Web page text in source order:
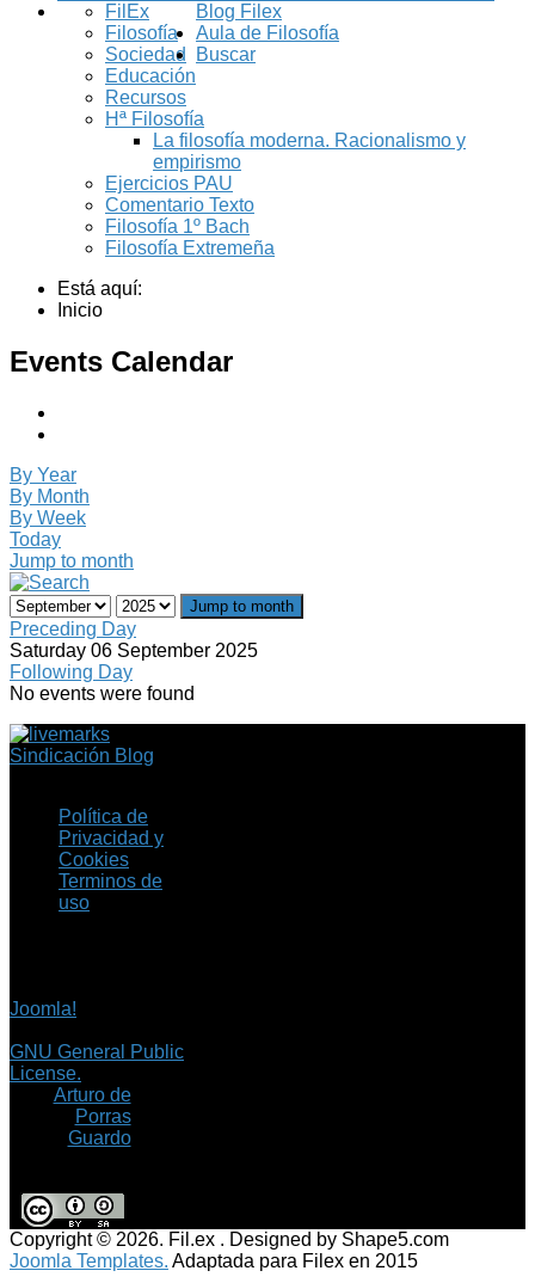
Blog Filex
FilEx
Filosofía
Sociedad
Educación
Recursos
Aula de Filosofía
Hª Filosofía
La filosofía moderna. Racionalismo y
empirismo
Ejercicios PAU
Comentario Texto
Filosofía 1º Bach
Filosofía Extremeña
Buscar
Está aquí:
Inicio
Events Calendar
By Year
By Month
By Week
Today
Jump to month
Jump to month
Preceding Day
Saturday 06 September 2025
Following Day
No events were found
Sindicación Blog
Política de
Privacidad y
Cookies
Terminos de
uso
Joomla!
GNU General Public
License.
Arturo de
Porras
Guardo
Copyright © 2026. Fil.ex . Designed by Shape5.com
Joomla Templates. Adaptada para Filex en 2015